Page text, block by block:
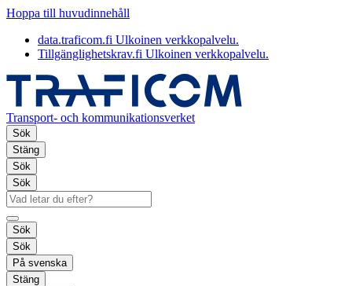
Hoppa till huvudinnehåll
data.traficom.fi Ulkoinen verkkopalvelu.
Tillgänglighetskrav.fi Ulkoinen verkkopalvelu.
Transport- och kommunikationsverket
Sök
Stäng
Sök
Sök
Sök
Sök
På svenska
Stäng